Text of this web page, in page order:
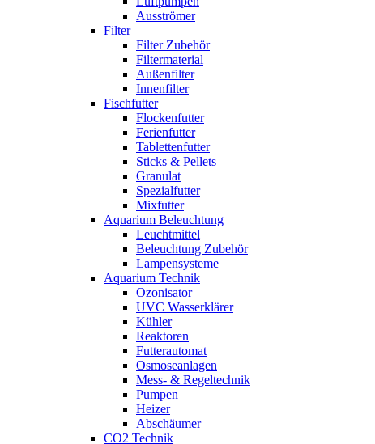
Ausströmer
Filter
Filter Zubehör
Filtermaterial
Außenfilter
Innenfilter
Fischfutter
Flockenfutter
Ferienfutter
Tablettenfutter
Sticks & Pellets
Granulat
Spezialfutter
Mixfutter
Aquarium Beleuchtung
Leuchtmittel
Beleuchtung Zubehör
Lampensysteme
Aquarium Technik
Ozonisator
UVC Wasserklärer
Kühler
Reaktoren
Futterautomat
Osmoseanlagen
Mess- & Regeltechnik
Pumpen
Heizer
Abschäumer
CO2 Technik